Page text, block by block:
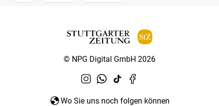
© NPG Digital GmbH 2026
Wo Sie uns noch folgen können